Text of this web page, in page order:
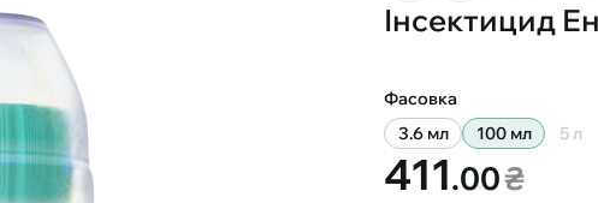
Інсектицид
Фасовка
3.6 мл
100 мл 5 л
411.00₴